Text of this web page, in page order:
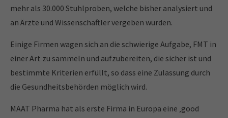
mehr als 30.000 Stuhlproben, welche bisher analysiert und
an Ärzte und Wissenschaftler vergeben wurden.
Einige Firmen wagen sich an die schwierige Aufgabe, FMT in
einer Art zu sammeln und aufzubereiten, die sicher ist und
bestimmte Kriterien erfüllt, so dass eine Zulassung durch
die Gesundheitsbehörden möglich wird.
MAAT Pharma hat als erste Firma in Europa eine ‚good